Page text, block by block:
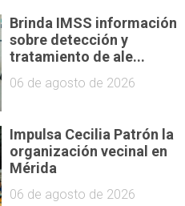
Brinda IMSS información
sobre detección y
tratamiento de ale...
06 de agosto de 2026
Impulsa Cecilia Patrón la
organización vecinal en
Mérida
06 de agosto de 2026